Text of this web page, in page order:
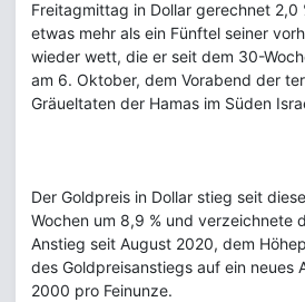
Freitagmittag in Dollar gerechnet 2,0
etwas mehr als ein Fünftel seiner
wieder wett, die er seit dem 30-
am 6. Oktober, dem Vorabend der
Gräueltaten der Hamas im Süden
Der Goldpreis in Dollar stieg seit
Wochen um 8,9 % und verzeichnete
Anstieg seit August 2020, dem
des Goldpreisanstiegs auf ein neues
2000 pro Feinunze.